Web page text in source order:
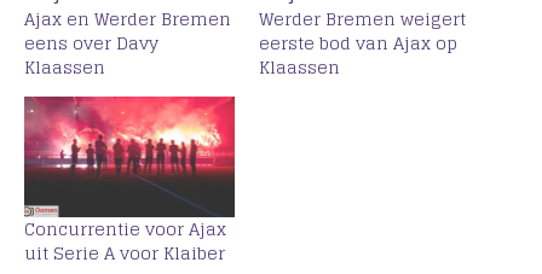
Ajax en Werder Bremen
eens over Davy
Klaassen
Werder Bremen weigert
eerste bod van Ajax op
Klaassen
Concurrentie voor Ajax
uit Serie A voor Klaiber